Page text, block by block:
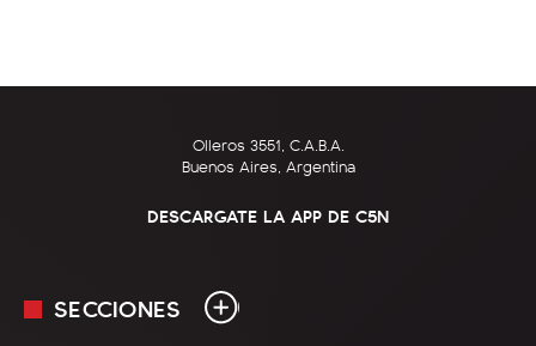
Olleros 3551, C.A.B.A.
Buenos Aires, Argentina
DESCARGATE LA APP DE C5N
SECCIONES